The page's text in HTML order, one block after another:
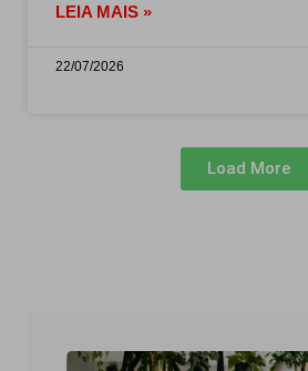
LEIA MAIS »
22/07/2026
Load More